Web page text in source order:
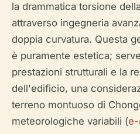
la drammatica torsione
attraverso ingegneria
doppia curvatura. Questa
è puramente estetica;
prestazioni strutturali e la
dell'edificio, una
terreno montuoso di
meteorologiche variabili (